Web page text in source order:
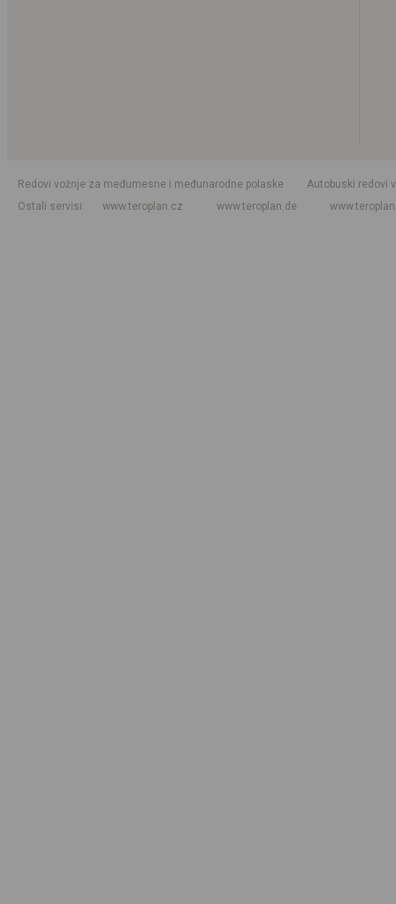
Redovi vožnje za međumesne i međunarodne polaske
Autobuski redovi
Ostali servisi
www.teroplan.cz www.teroplan.de